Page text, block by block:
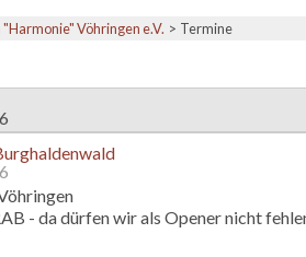
Vöhringen e.V. Termine
- da dürfen wir als Opener nicht